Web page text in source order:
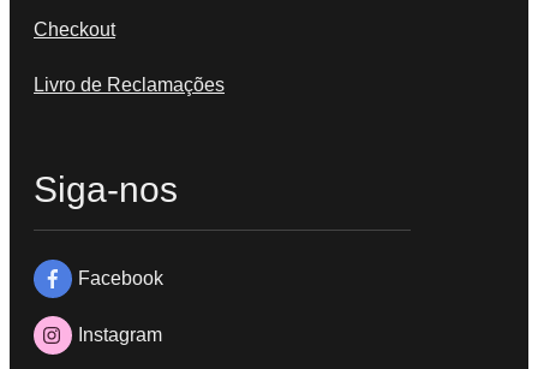
Checkout
Livro de Reclamações
Siga-nos
Facebook
Instagram